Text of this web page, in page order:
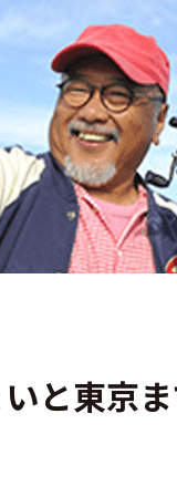
と東京